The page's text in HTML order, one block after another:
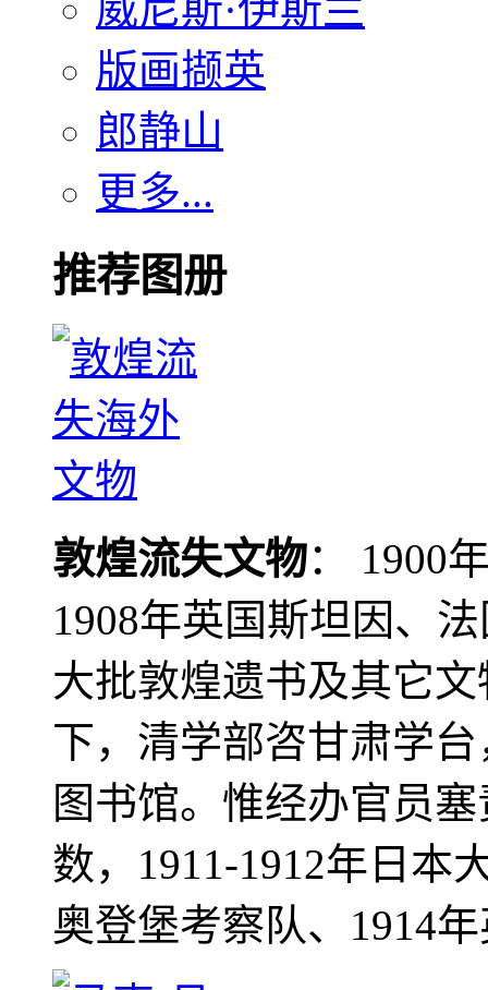
版画撷英
郎静山
更多...
推荐图册
敦煌流失文物： 1900
1908年英国斯坦因、
大批敦煌遗书及其它
下，清学部咨甘肃学
图书馆。惟经办官员
数，1911-1912年日本
奥登堡考察队、1914